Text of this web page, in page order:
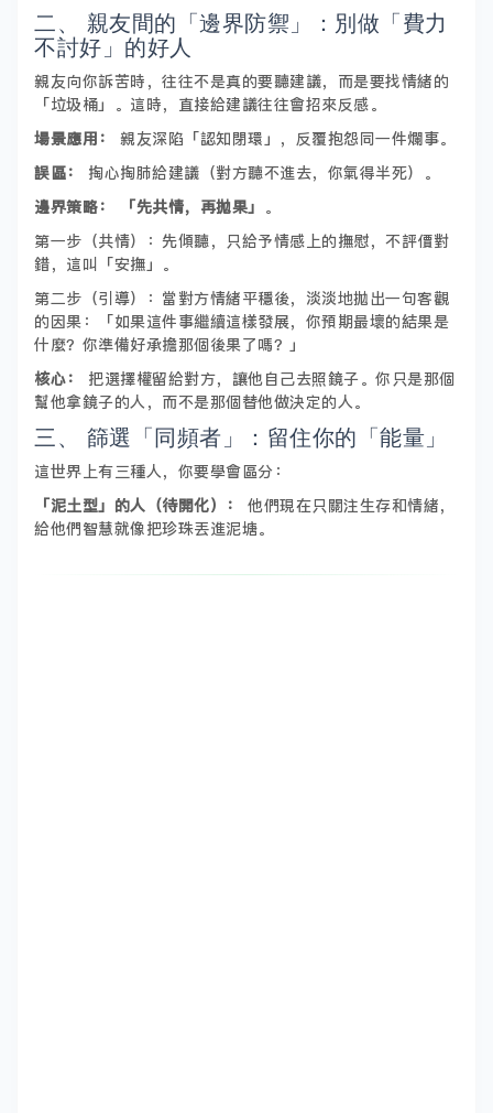
二、 親友間的「邊界防禦」：別做「費力
不討好」的好人
親友向你訴苦時，往往不是真的要聽建議，而是要找情緒的
「垃圾桶」。這時，直接給建議往往會招來反感。
場景應用：
親友深陷「認知閉環」，反覆抱怨同一件爛事。
誤區：
掏心掏肺給建議（對方聽不進去，你氣得半死）。
邊界策略：
「先共情，再拋果」 。
第一步（共情）：先傾聽，只給予情感上的撫慰，不評價對
錯，這叫「安撫」。
第二步（引導）：當對方情緒平穩後，淡淡地拋出一句客觀
的因果：「如果這件事繼續這樣發展，你預期最壞的結果是
什麼？你準備好承擔那個後果了嗎？」
核心：
把選擇權留給對方，讓他自己去照鏡子。你只是那個
幫他拿鏡子的人，而不是那個替他做決定的人。
三、 篩選「同頻者」：留住你的「能量」
這世界上有三種人，你要學會區分：
「泥土型」的人（待開化）：
他們現在只關注生存和情緒，
給他們智慧就像把珍珠丟進泥塘。